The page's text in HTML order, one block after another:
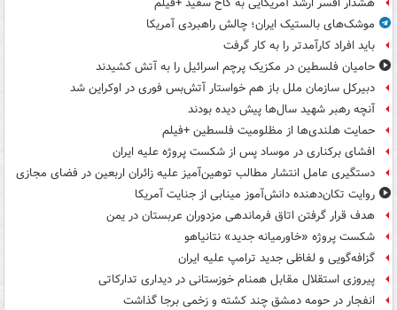
موشک‌های بالستیک ایران؛ چالش راهبردی آمریکا
باید افراد کارآمدتر را به کار گرفت
حامیان فلسطین در مکزیک پرچم اسرائیل را به آتش کشیدند
دبیرکل سازمان ملل باز هم خواستار آتش‌بس فوری در اوکراین شد
آنچه رهبر شهید سال‌ها پیش دیده بودند
حمایت هلندی‌ها از مظلومیت فلسطین +فیلم
افشای برکناری در موساد پس از شکست پروژه علیه ایران
دستگیری عامل انتشار مطالب توهین‌آمیز علیه زائران اربعین در فضای مجازی
روایت تکان‌دهنده دانش‌آموز مینابی از جنایت آمریکا
هدف قرار گرفتن اتاق‌ فرماندهی مزدوران عربستان در یمن
شکست پروژه «خاورمیانه جدید» نتانیاهو
گزافه‌گویی و لفاظی جدید ترامپ علیه ایران
پیروزی استقلال مقابل همنام خوزستانی در دیداری تدارکاتی
انفجار در حومه دمشق چند کشته و زخمی برجا گذاشت